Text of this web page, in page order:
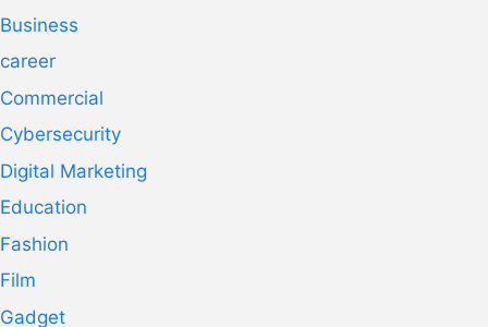
Business
career
Commercial
Cybersecurity
Digital Marketing
Education
Fashion
Film
Gadget